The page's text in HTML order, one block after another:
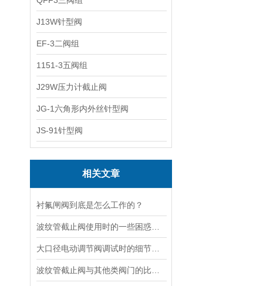
J13W针型阀
EF-3二阀组
1151-3五阀组
J29W压力计截止阀
JG-1六角形内外丝针型阀
JS-91针型阀
相关文章
衬氟闸阀到底是怎么工作的？